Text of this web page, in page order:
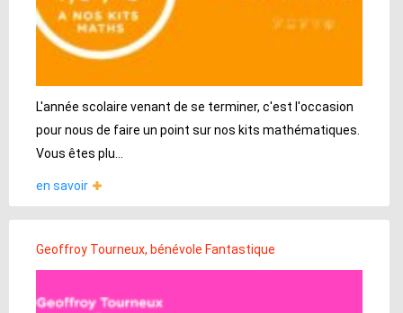
L'année scolaire venant de se terminer, c'est l'occasion
pour nous de faire un point sur nos kits mathématiques.
Vous êtes plu...
en savoir
Geoffroy Tourneux, bénévole Fantastique